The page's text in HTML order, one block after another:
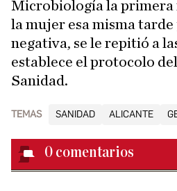
Microbiología la primera
la mujer esa misma
negativa, se le repitió a
establece el protocolo
Sanidad.
TEMAS SANIDAD ALICANTE
0 comentarios